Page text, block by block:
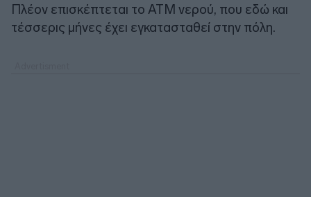
Πλέον επισκέπτεται το ATM νερού, που εδώ και
τέσσερις μήνες έχει εγκατασταθεί στην πόλη.